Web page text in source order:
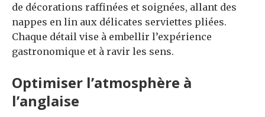
de décorations raffinées et soignées, allant des
nappes en lin aux délicates serviettes pliées.
Chaque détail vise à embellir l’expérience
gastronomique et à ravir les sens.
Optimiser l’atmosphère à
l’anglaise